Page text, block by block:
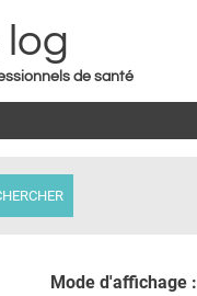
de santé
Mode d'affichage :